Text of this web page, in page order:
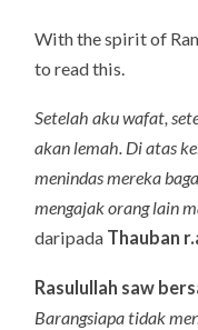
With the spirit of
to read this.
Setelah aku wafat,
akan lemah. Di atas
menindas mereka
mengajak orang lain
daripada Thauban
Rasulullah saw
Barangsiapa tidak